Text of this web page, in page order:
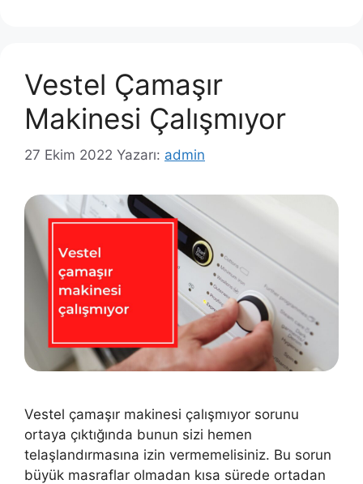
Vestel Çamaşır
Makinesi Çalışmıyor
27 Ekim 2022 Yazarı: admin
Vestel çamaşır makinesi çalışmıyor sorunu
ortaya çıktığında bunun sizi hemen
telaşlandırmasına izin vermemelisiniz. Bu sorun
büyük masraflar olmadan kısa sürede ortadan